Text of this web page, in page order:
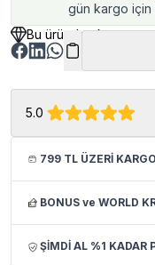
gün kargo için
Bu üründen
5.0
799 TL ÜZERİ
BONUS ve WORLD
ŞİMDİ AL %1 KADAR